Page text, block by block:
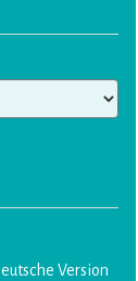
Version